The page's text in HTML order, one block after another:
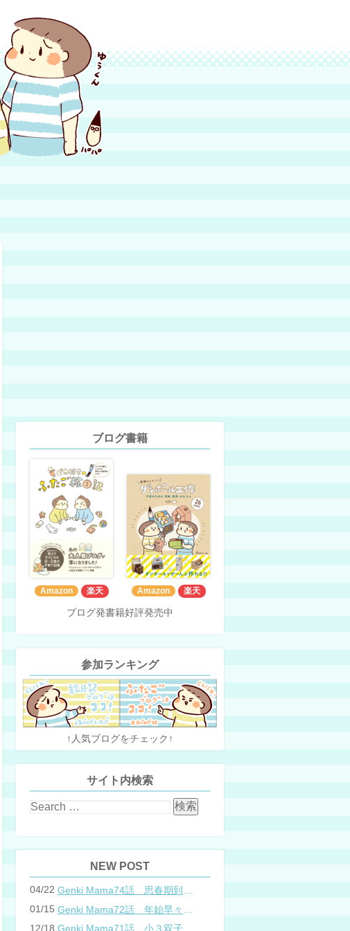
ブログ書籍
Amazon 楽天 Amazon 楽天
ブログ発書籍好評発売中
参加ランキング
↑人気ブログをチェック↑
サイト内検索
NEW POST
04/22
01/15
12/18